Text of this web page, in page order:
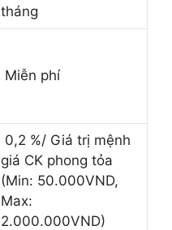
tháng
Miễn phí
0,2 %/ Giá trị mệnh
giá CK phong tỏa
(Min: 50.000VND,
Max:
2.000.000VND)